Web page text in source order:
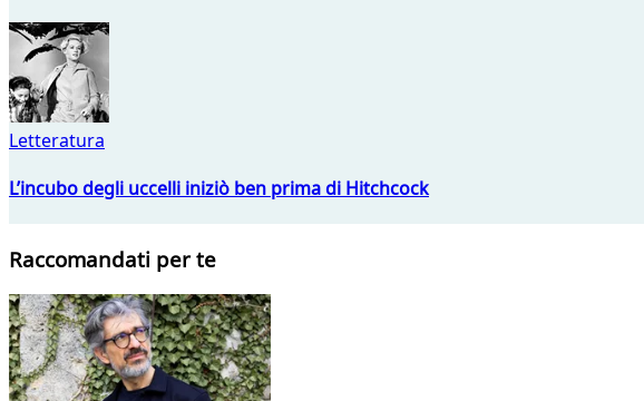
Letteratura
L’incubo degli uccelli iniziò ben prima di Hitchcock
Raccomandati per te